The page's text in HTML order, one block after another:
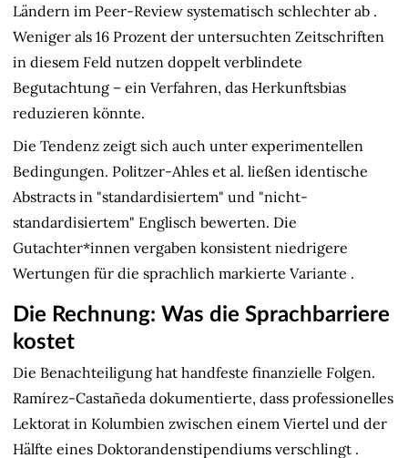
Ländern im Peer-Review systematisch schlechter ab .
Weniger als 16 Prozent der untersuchten Zeitschriften
in diesem Feld nutzen doppelt verblindete
Begutachtung – ein Verfahren, das Herkunftsbias
reduzieren könnte.
Die Tendenz zeigt sich auch unter experimentellen
Bedingungen. Politzer-Ahles et al. ließen identische
Abstracts in "standardisiertem" und "nicht-
standardisiertem" Englisch bewerten. Die
Gutachter*innen vergaben konsistent niedrigere
Wertungen für die sprachlich markierte Variante .
Die Rechnung: Was die Sprachbarriere
kostet
Die Benachteiligung hat handfeste finanzielle Folgen.
Ramírez-Castañeda dokumentierte, dass professionelles
Lektorat in Kolumbien zwischen einem Viertel und der
Hälfte eines Doktorandenstipendiums verschlingt .